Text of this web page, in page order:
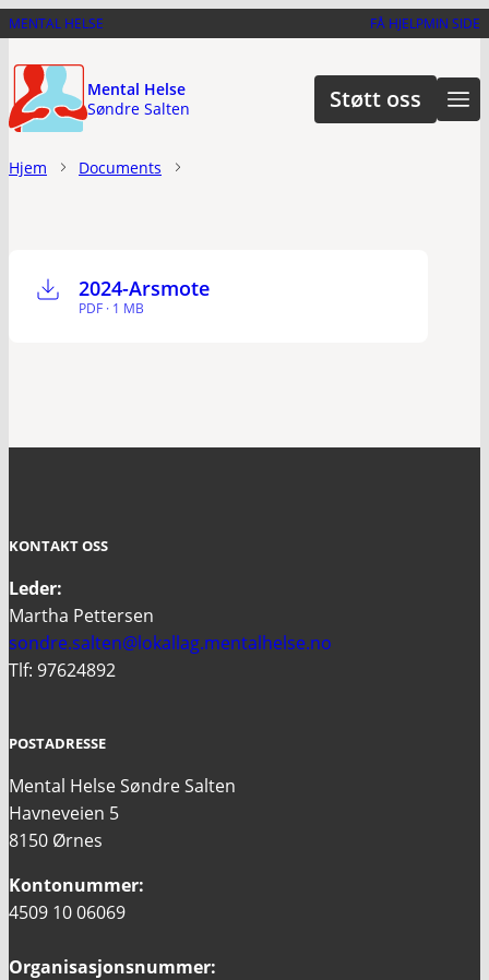
Hopp
hovedinnhold
MENTAL HELSE FÅ HJELPMIN SIDE
Mental Helse
Søndre Salten
Støtt oss
Hjem Documents
2024-Arsmote
PDF · 1 MB
KONTAKT OSS
Leder:
Martha Pettersen
sondre.salten@lokallag.mentalhelse.no
Tlf: 97624892
POSTADRESSE
Mental Helse Søndre Salten
Havneveien 5
8150 Ørnes
Kontonummer:
4509 10 06069
Organisasjonsnummer: